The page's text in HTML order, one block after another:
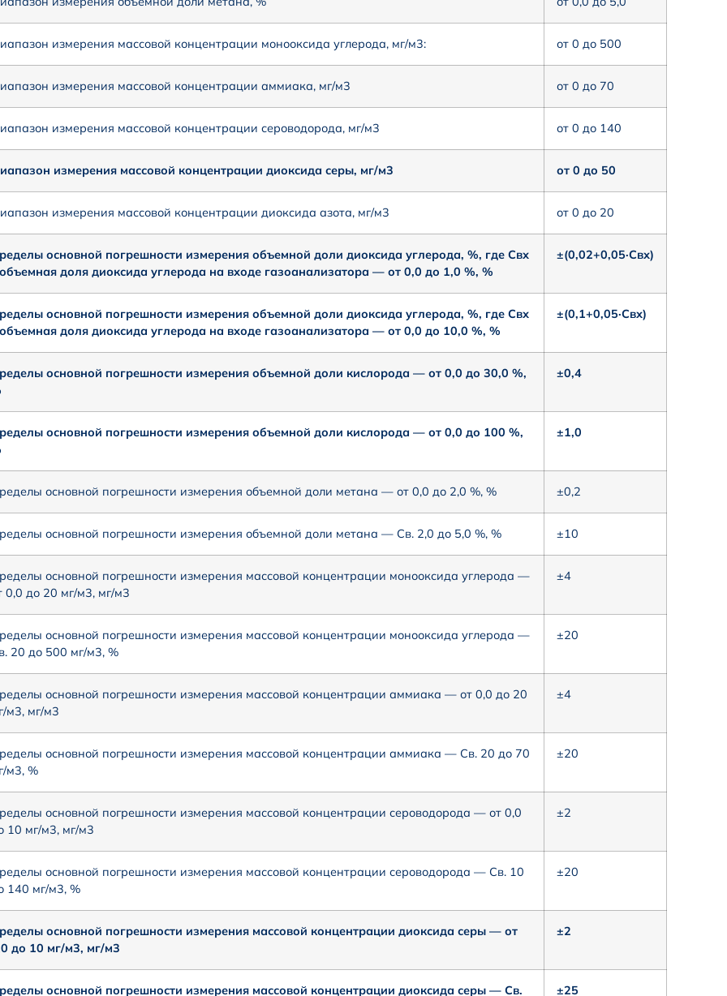
измерения массовой концентрации монооксида углерода, мг/м3: от 0 до 500
измерения массовой концентрации аммиака, мг/м3 от 0 до 70
измерения массовой концентрации сероводорода, мг/м3 от 0 до 140
измерения массовой концентрации диоксида серы, мг/м3 от 0 до 50
измерения массовой концентрации диоксида азота, мг/м3 от 0 до 20
основной погрешности измерения объемной доли диоксида углерода, %, где Свх
доля диоксида углерода на входе газоанализатора — от 0,0 до 1,0 %, %
±(0,02+0,05·Cвх)
основной погрешности измерения объемной доли диоксида углерода, %, где Свх
доля диоксида углерода на входе газоанализатора — от 0,0 до 10,0 %, %
±(0,1+0,05·Cвх)
основной погрешности измерения объемной доли кислорода — от 0,0 до 30,0 %,
±0,4
основной погрешности измерения объемной доли кислорода — от 0,0 до 100 %,
±1,0
основной погрешности измерения объемной доли метана — от 0,0 до 2,0 %, % ±0,2
основной погрешности измерения объемной доли метана — Св. 2,0 до 5,0 %, % ±10
основной погрешности измерения массовой концентрации монооксида углерода —
0,0 до 20 мг/м3, мг/м3
±4
основной погрешности измерения массовой концентрации монооксида углерода —
20 до 500 мг/м3, %
±20
основной погрешности измерения массовой концентрации аммиака — от 0,0 до 20
м3, мг/м3
±4
основной погрешности измерения массовой концентрации аммиака — Св. 20 до 70
м3, %
±20
основной погрешности измерения массовой концентрации сероводорода — от 0,0
10 мг/м3, мг/м3
±2
основной погрешности измерения массовой концентрации сероводорода — Св. 10
140 мг/м3, %
±20
основной погрешности измерения массовой концентрации диоксида серы — от
до 10 мг/м3, мг/м3
±2
основной погрешности измерения массовой концентрации диоксида серы — Св. ±25